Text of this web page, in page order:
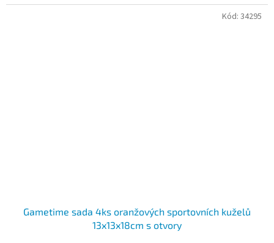
Gametime sada 4ks oranžových sportovních kuželů
13x13x18cm s otvory
Kód: 34295